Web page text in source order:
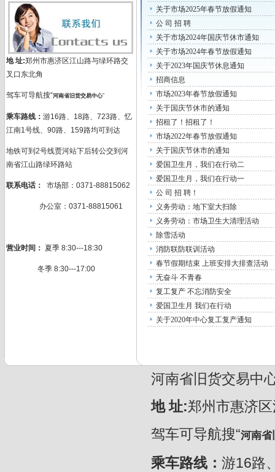
地 址:郑州市惠济区江山路与绿环路交
叉口东北角
驾车可导航搜“河南省旧货交易中心”
乘车路线： 游16路、18路、723路、忆
江南1号线、90路、159路均可到达
地铁可到2号线贾河站下后转公交到河
南省江山路绿环路站
联系电话： 市场部：0371-88815062
办公室：0371-88815061
营业时间： 夏季 8:30---18:30
冬季 8:30---17:00
关于市场2025年春节放假通知
公 司 招 聘
关于市场2024年国庆节休市通知
关于市场2024年春节放假通知
关于2023年国庆节休息通知
招商信息
市场2023年春节放假通知
关于国庆节休市的通知
招租了！招租了！
市场2022年春节放假通知
关于国庆节休市的通知
爱国卫生月，我们在行动二
爱国卫生月，我们在行动一
公 司 招 聘！
义务劳动：地下室大扫除
义务劳动：市场卫生大清理活动
除雪活动
消防联防联训活动
春节假期结束 上班安排大排查活动
无奋斗 不青春
复工复产 不忘消防安全
爱国卫生月 我们在行动
关于2020年中心复工复产通知
河南省旧货交易中
地 址:郑州市惠济
驾车可导航搜“河南省
乘车路线： 游16路